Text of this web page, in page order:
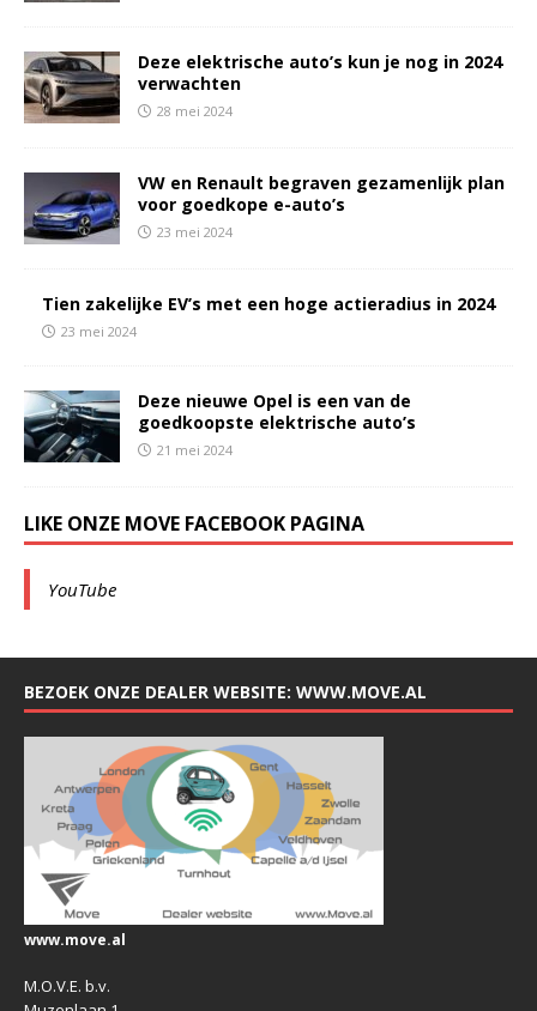
Deze elektrische auto’s kun je nog in 2024
verwachten
28 mei 2024
VW en Renault begraven gezamenlijk plan
voor goedkope e-auto’s
23 mei 2024
Tien zakelijke EV’s met een hoge actieradius in 2024
23 mei 2024
Deze nieuwe Opel is een van de
goedkoopste elektrische auto’s
21 mei 2024
LIKE ONZE MOVE FACEBOOK PAGINA
YouTube
BEZOEK ONZE DEALER WEBSITE: WWW.MOVE.AL
www.move.al
M.O.V.E. b.v.